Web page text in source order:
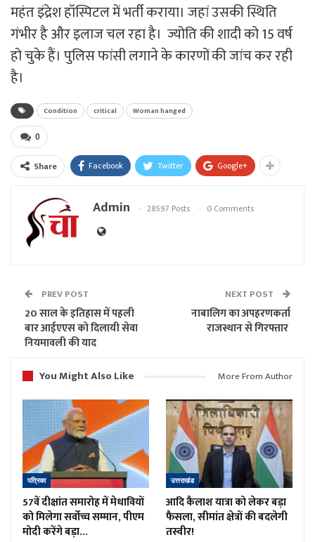
महंत इंद्रेश हॉस्पिटल में भर्ती कराया। जहां उसकी स्थिति
गंभीर है और इलाज चल रहा है। ज्योति की शादी को 15 वर्ष
हो चुके हैं। पुलिस फांसी लगाने के कारणों की जांच कर रही
है।
Condition critical Woman hanged
0
Share Facebook Twitter Google+
Admin 28597 Posts 0 Comments
PREV POST
20 साल के इतिहास में पहली
बार आईएएस को दिलायी सेवा
नियमावली की याद
NEXT POST
नाबालिग का अपहरणकर्ता
राजस्थान से गिरफ्तार
You Might Also Like More From Author
पत्रिका
57वें दीक्षांत समारोह में मेधावियों
को मिलेगा सर्वोच्च सम्मान, पीएम
मोदी करेंगे बड़ा…
उत्तराखंड
आदि कैलाश यात्रा को लेकर बड़ा
फैसला, सीमांत क्षेत्रों की बदलेगी
तस्वीर!